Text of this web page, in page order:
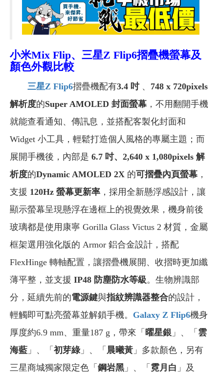
小米Mix Flip、三星Z Flip6摺疊機螢幕及
顏色外觀比較
三星Z Flip6摺疊機配有3.4 吋 、 748 x 720pixels
解析度的Super AMOLED 封面螢幕 ，不用翻開手機
就能查看通知、傳訊息，並搭配客製化封面和
Widget 小工具，輕鬆打造個人風格的專屬主題；而
展開手機後，內部是 6.7 吋、2,640 x 1,080pixels 解
析度的Dynamic AMOLED 2X 的可摺疊內頁螢幕 ，
支援 120Hz 螢幕更新率 ，採用全新懸浮感設計，讓
顯示螢幕呈現懸浮在邊框上的視覺效果，機身前後
玻璃都是使用康寧 Gorilla Glass Victus 2 材質，金屬
框架選用強化版的 Armor 鋁合金設計，搭配
FlexHinge 轉軸配置，讓摺疊機展開、收摺時更加纖
薄平整，並支援 IP48 防塵防水等級。生物辨識部
分，延續先前的電源鍵與指紋辨識器整合的設計，
輕觸即可點亮螢幕並解鎖手機。 Galaxy Z Flip6機身
厚度約6.9 mm、重量187 g，帶來「 曜星銀 」、「 雲
海藍 」、「 初芽綠」、「 晨曦黃 」多款顏色，另有
三星商城獨家限定色「 鋼岩黑 」、「 霓月白 」及